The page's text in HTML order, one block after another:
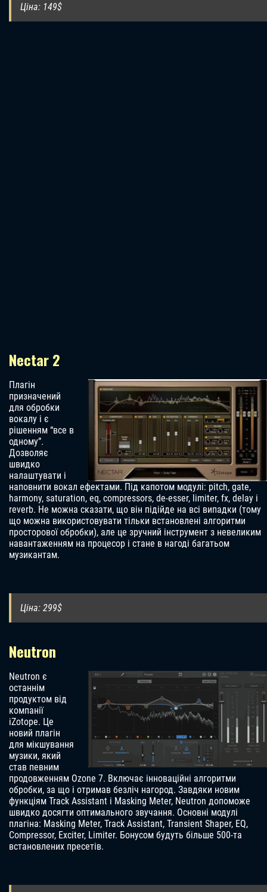
Ціна: 149$
Nectar 2
Плагін
призначений
для обробки
вокалу і є
рішенням “все в
одному”.
Дозволяє
швидко
налаштувати і
наповнити вокал ефектами. Під капотом модулі: pitch, gate,
harmony, saturation, eq, compressors, de-esser, limiter, fx, delay і
reverb. Не можна сказати, що він підійде на всі випадки (тому
що можна використовувати тільки встановлені алгоритми
просторової обробки), але це зручний інструмент з невеликим
навантаженням на процесор і стане в нагоді багатьом
музикантам.
Ціна: 299$
Neutron
Neutron є
останнім
продуктом від
компанії
iZotope. Це
новий плагін
для мікшування
музики, який
став певним
продовженням Ozone 7. Включає інноваційні алгоритми
обробки, за що і отримав безліч нагород. Завдяки новим
функціям Track Assistant і Masking Meter, Neutron допоможе
швидко досягти оптимального звучання. Основні модулі
плагіна: Masking Meter, Track Assistant, Transient Shaper, EQ,
Compressor, Exciter, Limiter. Бонусом будуть більше 500-та
встановлених пресетів.